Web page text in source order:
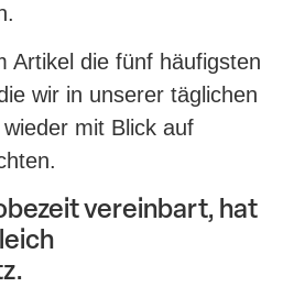
Artikel die fünf häufigsten
wir in unserer täglichen
mit Blick auf
vereinbart, hat